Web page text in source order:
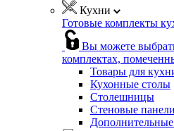
Кухни
Готовые комплекты
Вы можете
комплектах,
Товары для
Кухонные столы
Столешницы
Стеновые панели